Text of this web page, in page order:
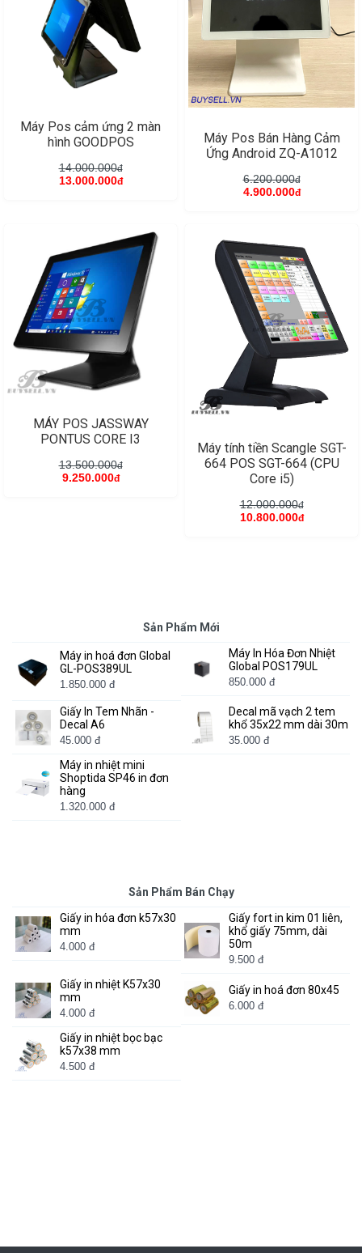
Sản Phẩm Mới
Máy in hoá đơn Global
GL-POS389UL
1.850.000 đ
Máy In Hóa Đơn Nhiệt
Global POS179UL
850.000 đ
Giấy In Tem Nhãn -
Decal A6
45.000 đ
Decal mã vạch 2 tem
khổ 35x22 mm dài 30m
35.000 đ
Máy in nhiệt mini
Shoptida SP46 in đơn
hàng
1.320.000 đ
Sản Phẩm Bán Chạy
Giấy in hóa đơn k57x30
mm
4.000 đ
Giấy fort in kim 01 liên,
khổ giấy 75mm, dài
50m
9.500 đ
Giấy in nhiệt K57x30
mm
4.000 đ
Giấy in hoá đơn 80x45
6.000 đ
Giấy in nhiệt bọc bạc
k57x38 mm
4.500 đ
Máy Pos cảm ứng 2 màn
hình GOODPOS
14.000.000đ
13.000.000đ
Máy Pos Bán Hàng Cảm
Ứng Android ZQ-A1012
6.200.000đ
4.900.000đ
MÁY POS JASSWAY
PONTUS CORE I3
13.500.000đ
9.250.000đ
Máy tính tiền Scangle SGT-
664 POS SGT-664 (CPU
Core i5)
12.000.000đ
10.800.000đ